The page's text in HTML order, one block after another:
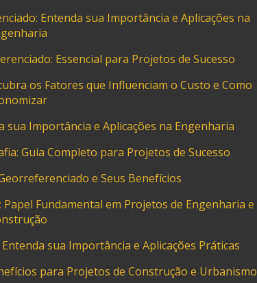
Entenda sua Importância e Aplicações na
Essencial para Projetos de Sucesso
os Fatores que Influenciam o Custo e Como
Importância e Aplicações na Engenharia
Guia Completo para Projetos de Sucesso
e Seus Benefícios
Fundamental em Projetos de Engenharia e
sua Importância e Aplicações Práticas
para Projetos de Construção e Urbanismo